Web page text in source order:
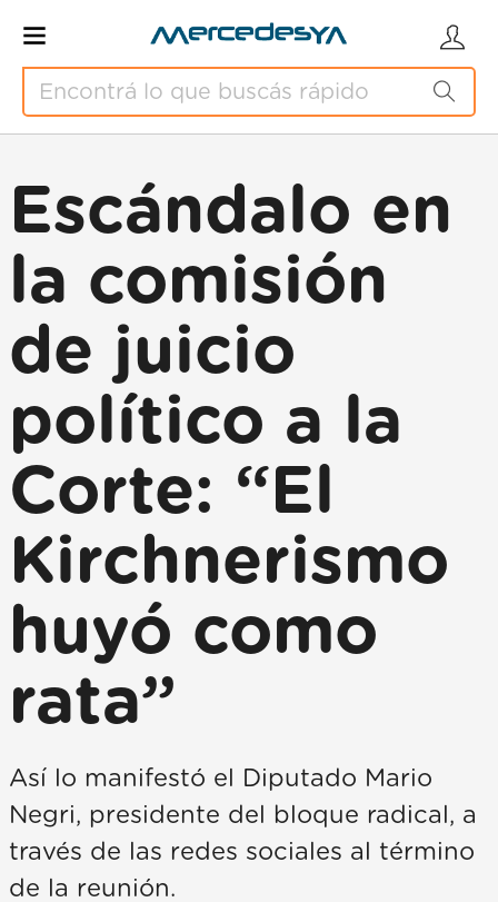
Escándalo en
la comisión
de juicio
político a la
Corte: “El
Kirchnerismo
huyó como
rata”
Así lo manifestó el Diputado Mario
Negri, presidente del bloque radical, a
través de las redes sociales al término
de la reunión.